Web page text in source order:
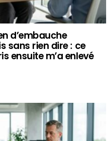
d’embauche
sans rien dire : ce
ensuite m’a enlevé